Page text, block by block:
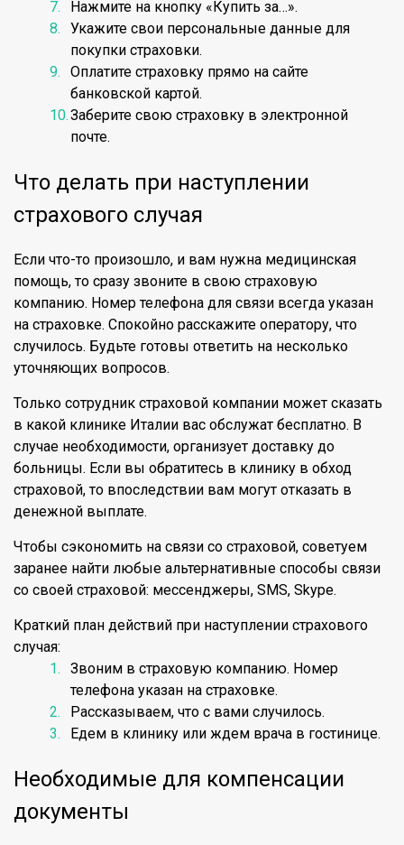
Нажмите на кнопку «Купить за…».
Укажите свои персональные данные для
покупки страховки.
Оплатите страховку прямо на сайте
банковской картой.
Заберите свою страховку в электронной
почте.
Что делать при наступлении
страхового случая
Если что-то произошло, и вам нужна медицинская
помощь, то сразу звоните в свою страховую
компанию. Номер телефона для связи всегда указан
на страховке. Спокойно расскажите оператору, что
случилось. Будьте готовы ответить на несколько
уточняющих вопросов.
Только сотрудник страховой компании может сказать
в какой клинике Италии вас обслужат бесплатно. В
случае необходимости, организует доставку до
больницы. Если вы обратитесь в клинику в обход
страховой, то впоследствии вам могут отказать в
денежной выплате.
Чтобы сэкономить на связи со страховой, советуем
заранее найти любые альтернативные способы связи
со своей страховой: мессенджеры, SMS, Skype.
Краткий план действий при наступлении страхового
случая:
Звоним в страховую компанию. Номер
телефона указан на страховке.
Рассказываем, что с вами случилось.
Едем в клинику или ждем врача в гостинице.
Необходимые для компенсации
документы